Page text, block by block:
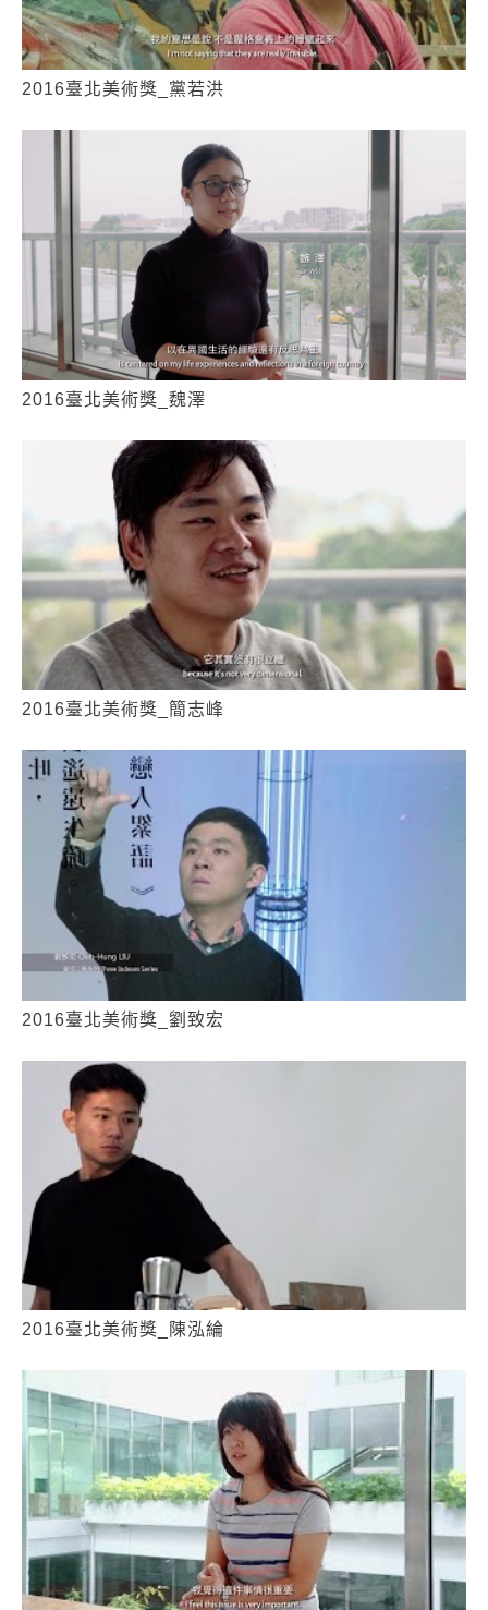
2016臺北美術獎_黨若洪
2016臺北美術獎_魏澤
2016臺北美術獎_簡志峰
2016臺北美術獎_劉致宏
2016臺北美術獎_陳泓綸